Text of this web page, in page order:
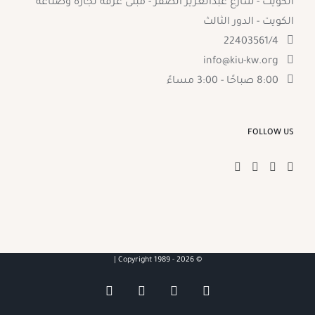
الكويت - شارع عبدالعزيز الصقر - مبنى غرفه تجاره وصناعه
الكويت - الدور الثالث
22403561/4
info@kiu-kw.org
FOLLOW US
© Copyright 1989 -
2026 |
Instagram
Facebook
X
YouTube